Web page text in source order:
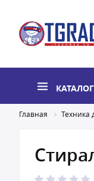
Главная Техника